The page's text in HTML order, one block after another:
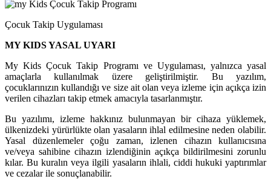
Çocuk Takip Uygulaması
MY KIDS YASAL UYARI
My Kids Çocuk Takip Programı ve Uygulaması, yalnızca yasal
amaçlarla kullanılmak üzere geliştirilmiştir. Bu yazılım,
çocuklarınızın kullandığı ve size ait olan veya izleme için açıkça izin
verilen cihazları takip etmek amacıyla tasarlanmıştır.
Bu yazılımı, izleme hakkınız bulunmayan bir cihaza yüklemek,
ülkenizdeki yürürlükte olan yasaların ihlal edilmesine neden olabilir.
Yasal düzenlemeler çoğu zaman, izlenen cihazın kullanıcısına
ve/veya sahibine cihazın izlendiğinin açıkça bildirilmesini zorunlu
kılar. Bu kuralın veya ilgili yasaların ihlali, ciddi hukuki yaptırımlar
ve cezalar ile sonuçlanabilir.